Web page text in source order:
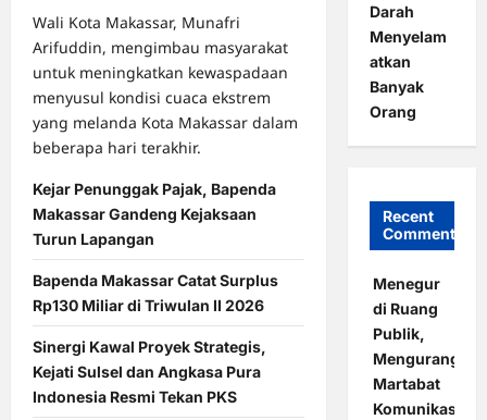
Wali Kota Makassar, Munafri
Arifuddin, mengimbau masyarakat
untuk meningkatkan kewaspadaan
menyusul kondisi cuaca ekstrem
yang melanda Kota Makassar dalam
beberapa hari terakhir.
Kejar Penunggak Pajak, Bapenda
Makassar Gandeng Kejaksaan
Turun Lapangan
Bapenda Makassar Catat Surplus
Rp130 Miliar di Triwulan II 2026
Sinergi Kawal Proyek Strategis,
Kejati Sulsel dan Angkasa Pura
Indonesia Resmi Tekan PKS
Darah
Menyelam
atkan
Banyak
Orang
Recent
Comments
Menegur
di Ruang
Publik,
Mengurangi
Martabat
Komunikasi